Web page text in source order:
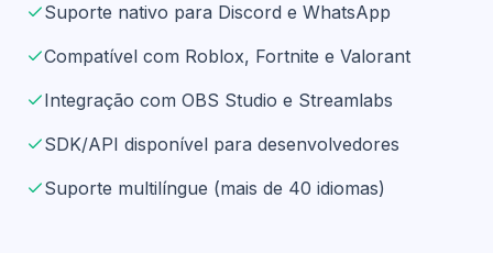
Suporte nativo para Discord e WhatsApp
Compatível com Roblox, Fortnite e Valorant
Integração com OBS Studio e Streamlabs
SDK/API disponível para desenvolvedores
Suporte multilíngue (mais de 40 idiomas)